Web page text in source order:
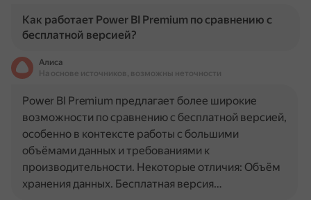
Как работает Power BI Premium по сравнению с
бесплатной версией?
Алиса
На основе источников, возможны неточности
Power BI Premium предлагает более широкие
возможности по сравнению с бесплатной версией,
особенно в контексте работы с большими
объёмами данных и требованиями к
производительности. Некоторые отличия: Объём
хранения данных. Бесплатная версия…